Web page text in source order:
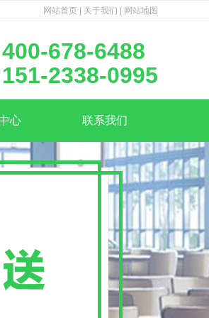
网站首页 关于我们 网站地图
400-678-6488
151-2338-0995
心 联系我们